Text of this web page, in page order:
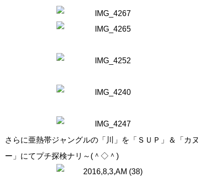
さらに亜熱帯ジャングルの「川」を「ＳＵＰ」＆「カヌ
ー」にてプチ探検ナリ～(＾◇＾)